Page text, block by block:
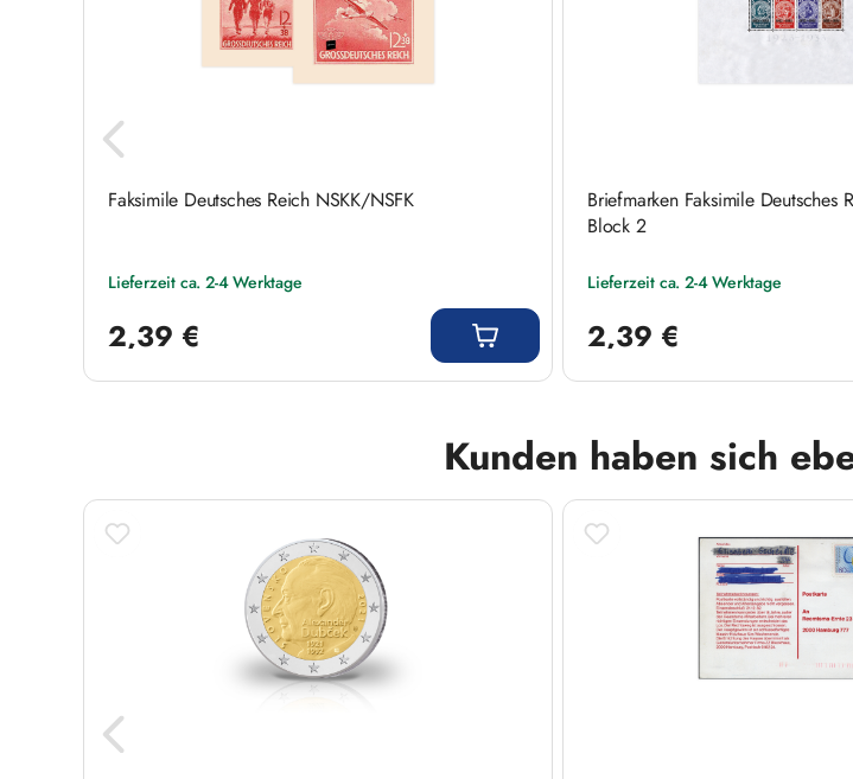
Faksimile Deutsches Reich NSKK/NSFK
Lieferzeit ca. 2-4 Werktage
2,39 €
Briefmarken Faksimile Deutsches
Block 2
Lieferzeit ca. 2-4 Werktage
2,39 €
Kunden haben sich